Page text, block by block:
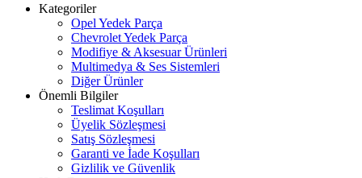
Kategoriler
Opel Yedek Parça
Chevrolet Yedek Parça
Modifiye & Aksesuar Ürünleri
Multimedya & Ses Sistemleri
Diğer Ürünler
Önemli Bilgiler
Teslimat Koşulları
Üyelik Sözleşmesi
Satış Sözleşmesi
Garanti ve İade Koşulları
Gizlilik ve Güvenlik